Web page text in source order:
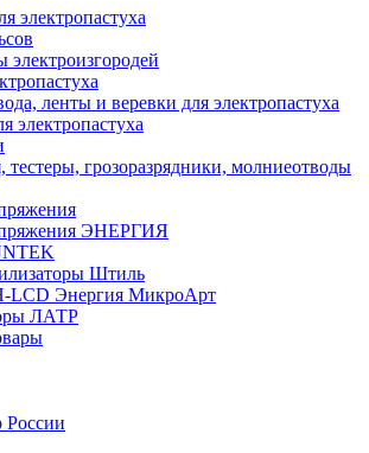
электропастуха
электроизгородей
ленты и веревки для электропастуха
электропастуха
грозоразрядники, молниеотводы
ЭНЕРГИЯ
Штиль
LCD Энepгия МикроАрт
ЛАТР